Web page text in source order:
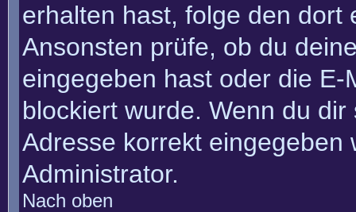
erhalten hast, folge den dort
Ansonsten prüfe, ob du
eingegeben hast oder die
blockiert wurde. Wenn du
Adresse korrekt
Administrator.
Nach oben